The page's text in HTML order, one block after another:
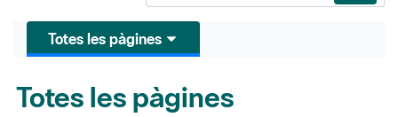
Totes les pàgines
Totes les pàgines